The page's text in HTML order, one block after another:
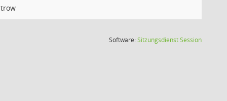
Software:SitzungsdienstSession(Wird in